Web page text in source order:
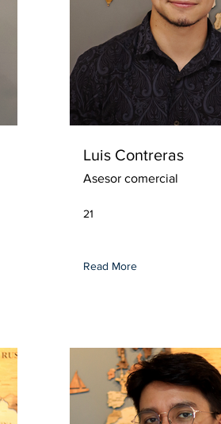
Luis Contreras
Asesor comercial
21
Read More